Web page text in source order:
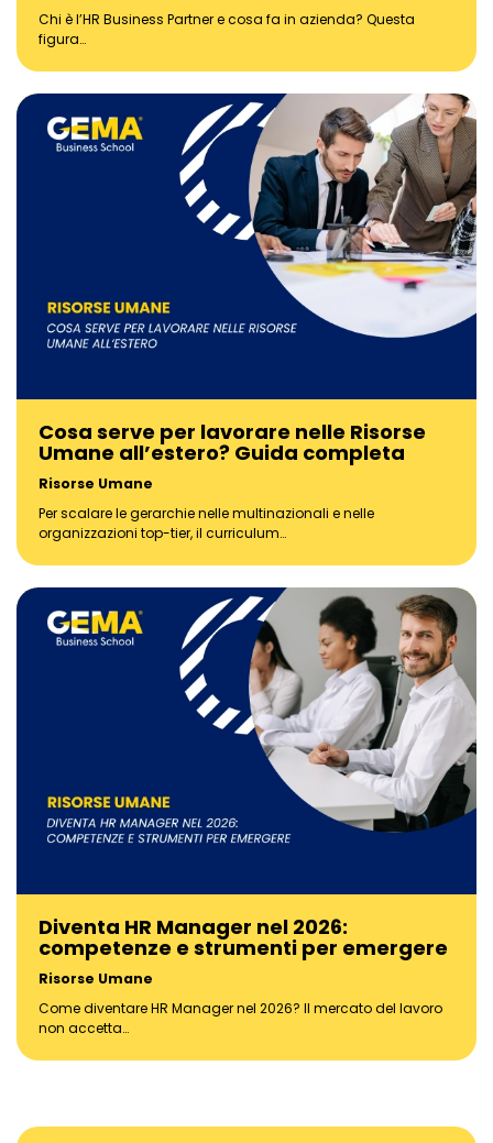
Chi è l’HR Business Partner e cosa fa in azienda? Questa
figura…
Cosa serve per lavorare nelle Risorse
Umane all’estero? Guida completa
Risorse Umane
Per scalare le gerarchie nelle multinazionali e nelle
organizzazioni top-tier, il curriculum…
Diventa HR Manager nel 2026:
competenze e strumenti per emergere
Risorse Umane
Come diventare HR Manager nel 2026? Il mercato del lavoro
non accetta…